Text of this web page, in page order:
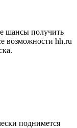
шансы получить
возможности hh.ru
поднимется